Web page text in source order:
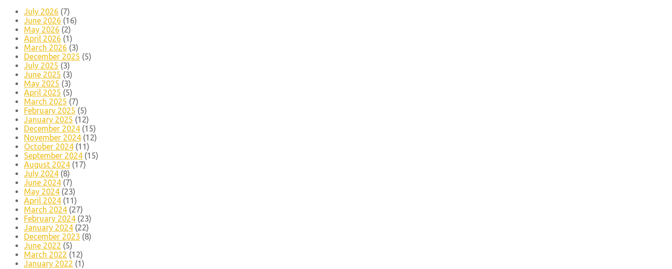
July 2026 (7)
June 2026 (16)
May 2026 (2)
April 2026 (1)
March 2026 (3)
December 2025 (5)
July 2025 (3)
June 2025 (3)
May 2025 (3)
April 2025 (5)
March 2025 (7)
February 2025 (5)
January 2025 (12)
December 2024 (15)
November 2024 (12)
October 2024 (11)
September 2024 (15)
August 2024 (17)
July 2024 (8)
June 2024 (7)
May 2024 (23)
April 2024 (11)
March 2024 (27)
February 2024 (23)
January 2024 (22)
December 2023 (8)
June 2022 (5)
March 2022 (12)
January 2022 (1)